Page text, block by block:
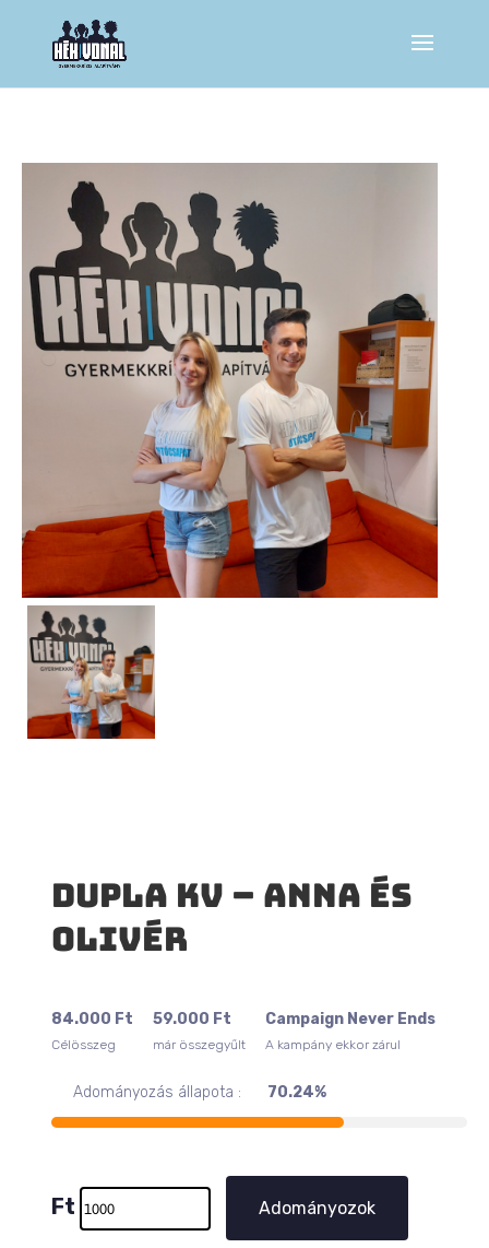
Dupla KV – Anna és
Olivér
84.000 Ft
Célösszeg
59.000 Ft
már összegyűlt
Campaign Never Ends
A kampány ekkor zárul
Adományozás állapota : 70.24%
Ft Adományozok